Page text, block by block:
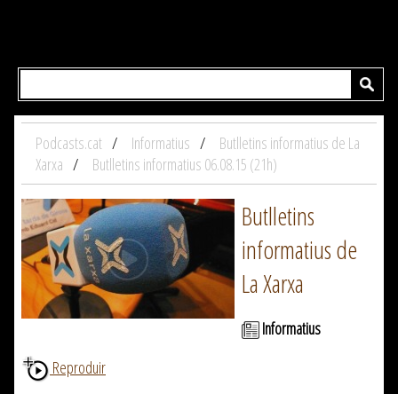
Podcasts.cat Informatius
Butlletins informatius de La
Xarxa
Butlletins informatius 06.08.15 (21h)
Butlletins
informatius de
La Xarxa
Informatius
Reproduir